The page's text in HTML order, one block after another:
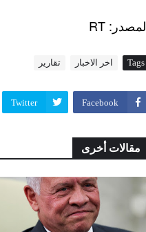
المصدر : RT
Tags اخر الاخبار تقارير
Facebook
Twitter
مقالات أخرى